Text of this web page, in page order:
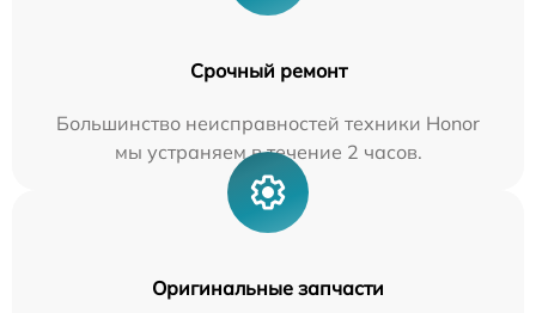
Срочный ремонт
Большинство неисправностей техники Honor
мы устраняем в течение 2 часов.
Оригинальные запчасти